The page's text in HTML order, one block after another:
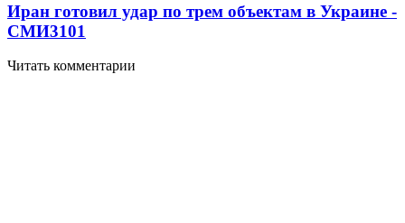
Иран готовил удар по трем объектам в Украине -
СМИ3101
Читать комментарии